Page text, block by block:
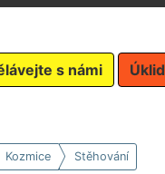
s námi Úklid
Kozmice Stěhování